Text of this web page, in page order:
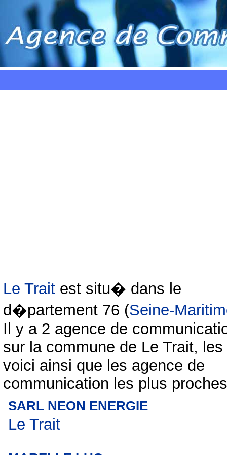
Le Trait est situ� dans le
d�partement 76 (Seine-
Il y a 2 agence de
sur la commune de Le Trait, les
voici ainsi que les agence de
communication les plus
SARL NEON ENERGIE
Le Trait